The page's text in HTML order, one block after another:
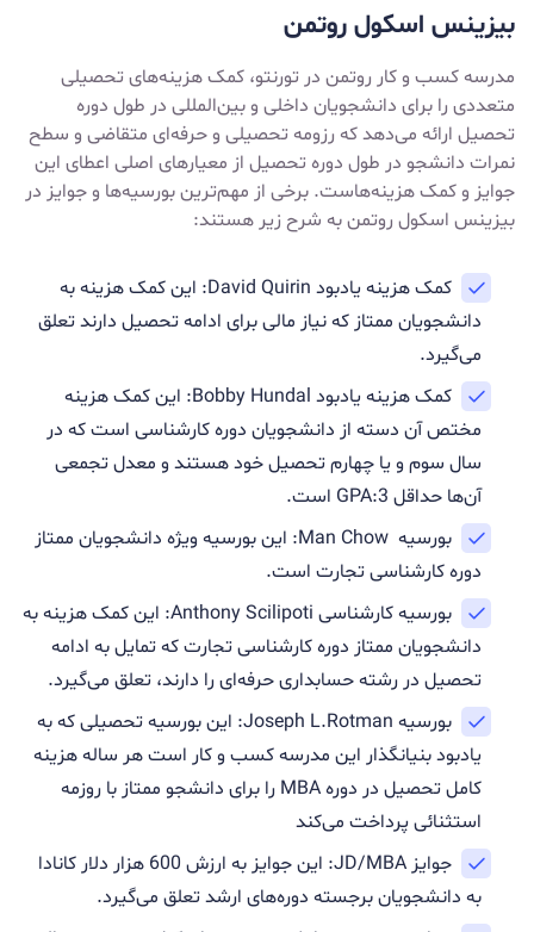
بیزینس اسکول روتمن
مدرسه کسب و کار روتمن در تورنتو، کمک هزینه‌های تحصیلی
متعددی را برای دانشجویان داخلی و بین‌المللی در طول دوره
تحصیل ارائه می‌دهد که رزومه تحصیلی و حرفه‌ای متقاضی و سطح
نمرات دانشجو در طول دوره تحصیل از معیارهای اصلی اعطا‌ی این
جوایز و کمک هزینه‌هاست. برخی از مهم‌ترین بورسیه‌ها و جوایز در
بیزینس اسکول روتمن به شرح زیر هستند:
کمک هزینه یادبود David Quirin: این کمک هزینه به
دانشجویان ممتاز که نیاز مالی برای ادامه تحصیل دارند تعلق
می‌گیرد.
کمک هزینه یادبود Bobby Hundal: این کمک هزینه
مختص آن دسته از دانشجویان دوره کارشناسی است که در
سال سوم و یا چهارم تحصیل خود هستند و معدل تجمعی
آن‌ها حداقل GPA:3 است.
بورسیه Man Chow: این بورسیه ویژه دانشجویان ممتاز
دوره کارشناسی تجارت است.
بورسیه کارشناسی Anthony Scilipoti: این کمک هزینه به
دانشجویان ممتاز دوره کارشناسی تجارت که تمایل به ادامه
تحصیل در رشته حسابداری حرفه‌ای را دارند، تعلق می‌گیرد.
بورسیه Joseph L.Rotman: این بورسیه تحصیلی که به
یادبود بنیانگذار این مدرسه کسب و کار است هر ساله هزینه
کامل تحصیل در دوره MBA را برای دانشجو ممتاز با روزمه
استثنائی پرداخت می‌کند
جوایز JD/MBA: این جوایز به ارزش 600 هزار دلار کانادا
به دانشجویان برجسته دوره‌های ارشد تعلق می‌گیرد.